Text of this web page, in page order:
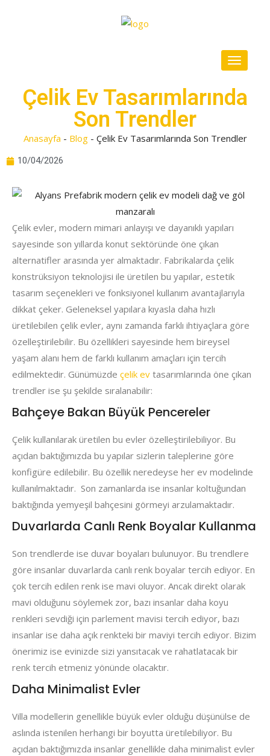
Çelik Ev Tasarımlarında
Son Trendler
Anasayfa - Blog- Çelik Ev Tasarımlarında Son Trendler
10/04/2026
Çelik evler, modern mimari anlayışı ve dayanıklı yapıları
sayesinde son yıllarda konut sektöründe öne çıkan
alternatifler arasında yer almaktadır. Fabrikalarda çelik
konstrüksiyon teknolojisi ile üretilen bu yapılar, estetik
tasarım seçenekleri ve fonksiyonel kullanım avantajlarıyla
dikkat çeker. Geleneksel yapılara kıyasla daha hızlı
üretilebilen çelik evler, aynı zamanda farklı ihtiyaçlara göre
özelleştirilebilir. Bu özellikleri sayesinde hem bireysel
yaşam alanı hem de farklı kullanım amaçları için tercih
edilmektedir. Günümüzde çelik ev tasarımlarında öne çıkan
trendler ise şu şekilde sıralanabilir:
Bahçeye Bakan Büyük Pencereler
Çelik kullanılarak üretilen bu evler özelleştirilebiliyor. Bu
açıdan baktığımızda bu yapılar sizlerin taleplerine göre
konfigüre edilebilir. Bu özellik neredeyse her ev modelinde
kullanılmaktadır. Son zamanlarda ise insanlar koltuğundan
baktığında yemyeşil bahçesini görmeyi arzulamaktadır.
Duvarlarda Canlı Renk Boyalar Kullanma
Son trendlerde ise duvar boyaları bulunuyor. Bu trendlere
göre insanlar duvarlarda canlı renk boyalar tercih ediyor. En
çok tercih edilen renk ise mavi oluyor. Ancak direkt olarak
mavi olduğunu söylemek zor, bazı insanlar daha koyu
renkleri sevdiği için parlement mavisi tercih ediyor, bazı
insanlar ise daha açık renkteki bir maviyi tercih ediyor. Bizim
önerimiz ise evinizde sizi yansıtacak ve rahatlatacak bir
renk tercih etmeniz yönünde olacaktır.
Daha Minimalist Evler
Villa modellerin genellikle büyük evler olduğu düşünülse de
aslında istenilen herhangi bir boyutta üretilebiliyor. Bu
açıdan baktığımızda insanlar genellikle daha minimalist evler